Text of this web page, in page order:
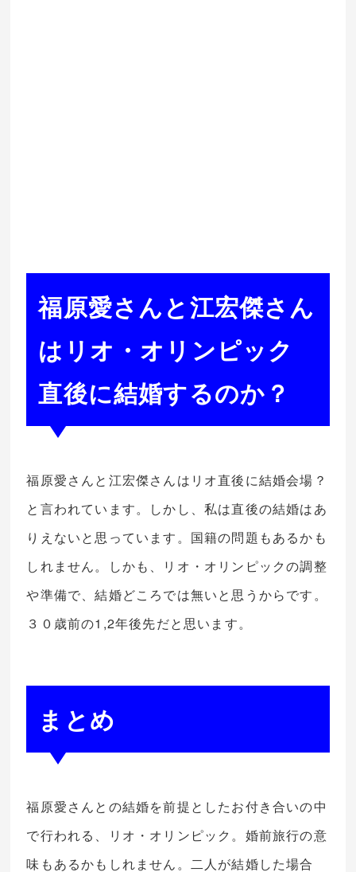
福原愛さんと江宏傑さん
はリオ・オリンピック
直後に結婚するのか？
福原愛さんと江宏傑さんはリオ直後に結婚会場？
と言われています。しかし、私は直後の結婚はあ
りえないと思っています。国籍の問題もあるかも
しれません。しかも、リオ・オリンピックの調整
や準備で、結婚どころでは無いと思うからです。
３０歳前の1,2年後先だと思います。
まとめ
福原愛さんとの結婚を前提としたお付き合いの中
で行われる、リオ・オリンピック。婚前旅行の意
味もあるかもしれません。二人が結婚した場合